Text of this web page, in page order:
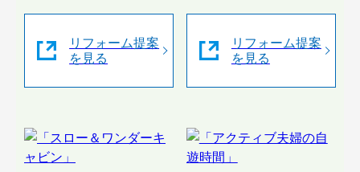
リフォーム提案
を見る
リフォーム提案
を見る